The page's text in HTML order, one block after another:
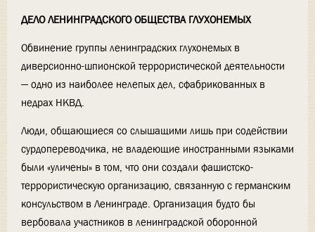
ДЕЛО ЛЕНИНГРАДСКОГО ОБЩЕСТВА ГЛУХОНЕМЫХ
Обвинение группы ленинградских глухонемых в
диверсионно-шпионской террористической деятельности
— одно из наиболее нелепых дел, сфабрикованных в
недрах НКВД.
Люди, общающиеся со слышащими лишь при содействии
сурдопереводчика, не владеющие иностранными языками
были «уличены» в том, что они создали фашистско-
террористическую организацию, связанную с германским
консульством в Ленинграде. Организация будто бы
вербовала участников в ленинградской оборонной